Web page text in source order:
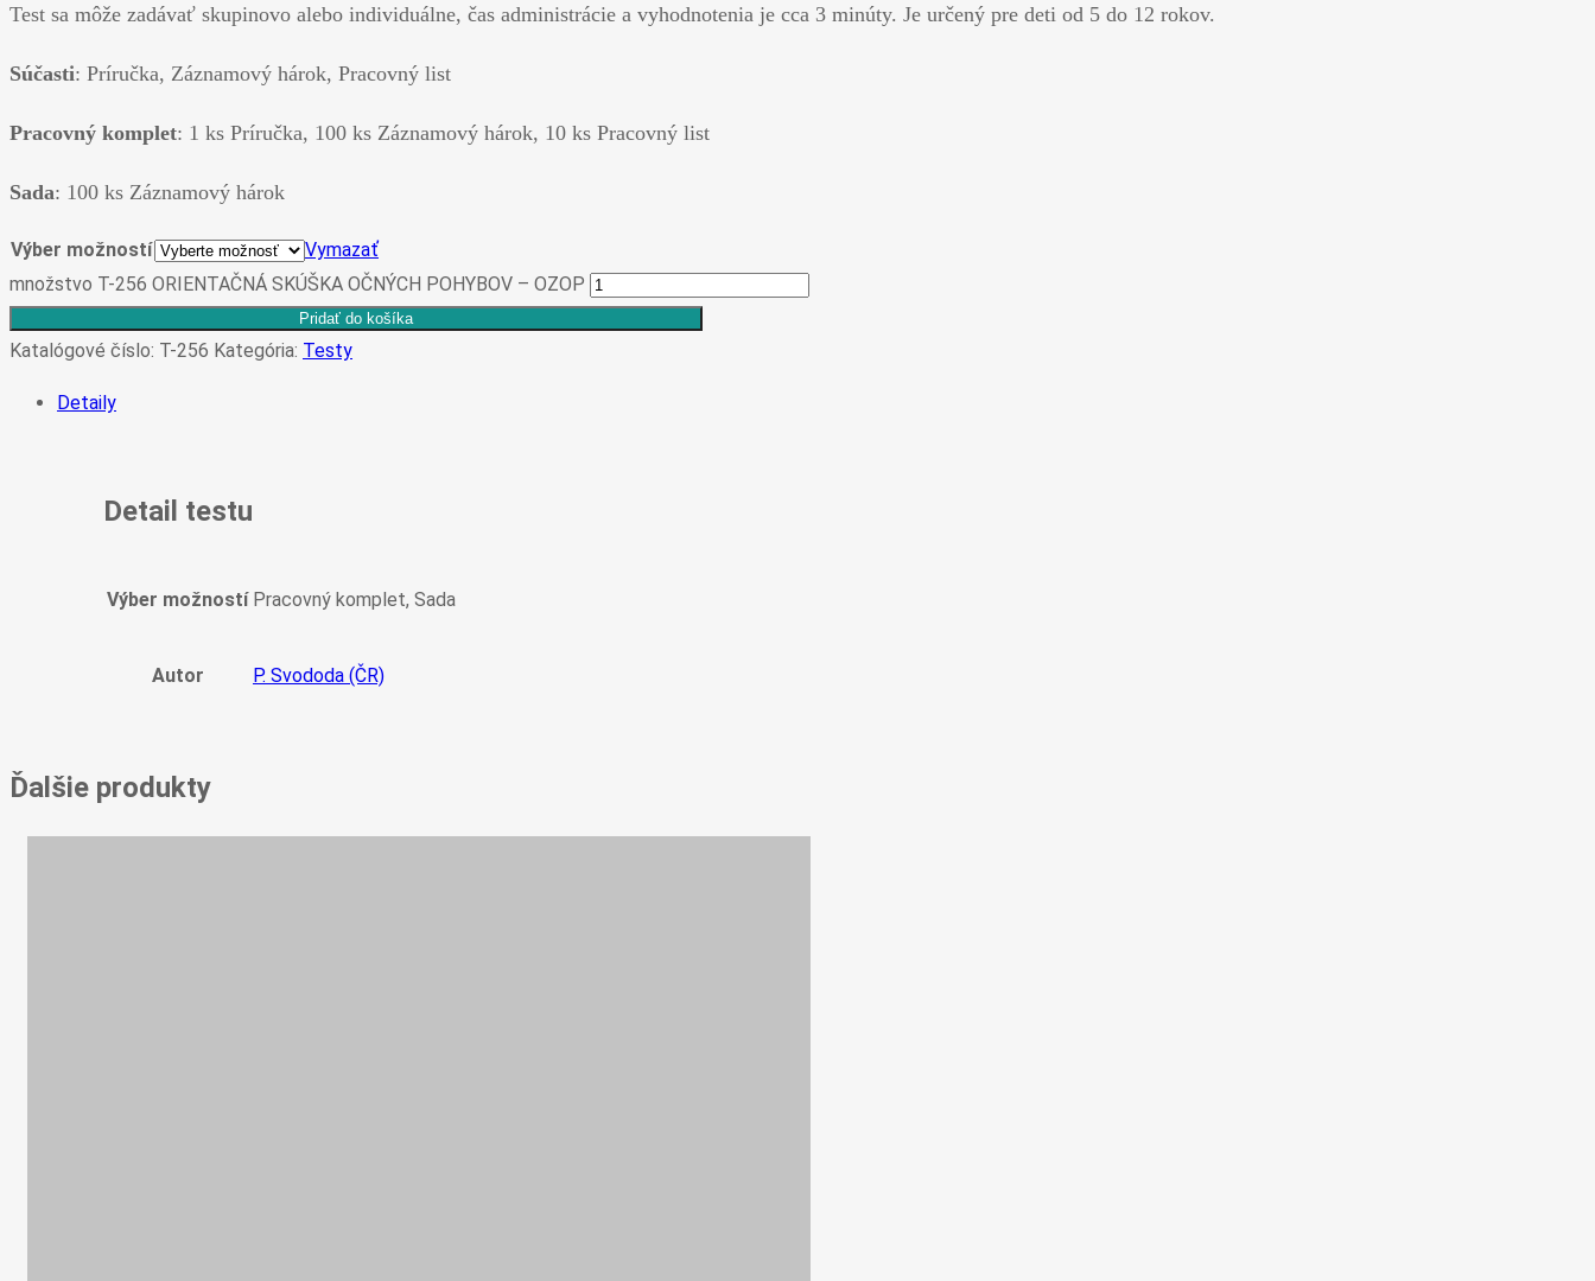
Test sa môže zadávať skupinovo alebo individuálne, čas administrácie a vyhodnotenia je cca 3 minúty. Je určený pre deti od 5 do 12 rokov.
Súčasti: Príručka, Záznamový hárok, Pracovný list
Pracovný komplet: 1 ks Príručka, 100 ks Záznamový hárok, 10 ks Pracovný list
Sada: 100 ks Záznamový hárok
Výber možností
Vymazať
množstvo T-256 ORIENTAČNÁ SKÚŠKA OČNÝCH POHYBOV – OZOP
Pridať do košíka
Katalógové číslo: T-256 Kategória: Testy
Detaily
Detail testu
Výber možností Pracovný komplet, Sada
Autor P. Svododa (ČR)
Ďalšie produkty